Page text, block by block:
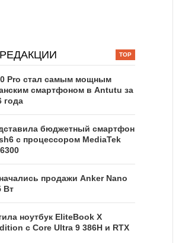
Pro стал самым мощным
смартфоном в Antutu за
года
бюджетный смартфон
с процессором MediaTek
продажи Anker Nano
Вт
ноутбук EliteBook X
с Core Ultra 9 386H и RTX